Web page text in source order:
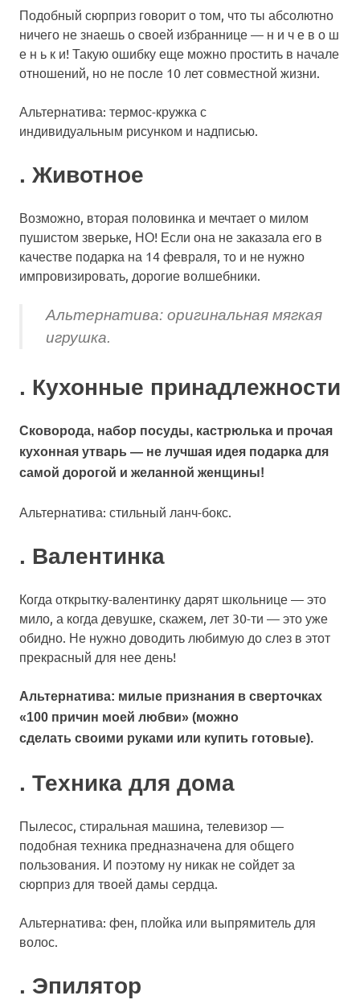
Подобный сюрприз говорит о том, что ты абсолютно
ничего не знаешь о своей избраннице — н и ч е в о ш
е н ь к и! Такую ошибку еще можно простить в начале
отношений, но не после 10 лет совместной жизни.
Альтернатива: термос-кружка с
индивидуальным рисунком и надписью.
. Животное
Возможно, вторая половинка и мечтает о милом
пушистом зверьке, НО! Если она не заказала его в
качестве подарка на 14 февраля, то и не нужно
импровизировать, дорогие волшебники.
Альтернатива: оригинальная мягкая
игрушка.
. Кухонные принадлежности
Сковорода, набор посуды, кастрюлька и прочая
кухонная утварь — не лучшая идея подарка для
самой дорогой и желанной женщины!
Альтернатива: стильный ланч-бокс.
. Валентинка
Когда открытку-валентинку дарят школьнице — это
мило, а когда девушке, скажем, лет 30-ти — это уже
обидно. Не нужно доводить любимую до слез в этот
прекрасный для нее день!
Альтернатива: милые признания в сверточках
«100 причин моей любви» (можно
сделать своими руками или купить готовые).
. Техника для дома
Пылесос, стиральная машина, телевизор —
подобная техника предназначена для общего
пользования. И поэтому ну никак не сойдет за
сюрприз для твоей дамы сердца.
Альтернатива: фен, плойка или выпрямитель для
волос.
. Эпилятор